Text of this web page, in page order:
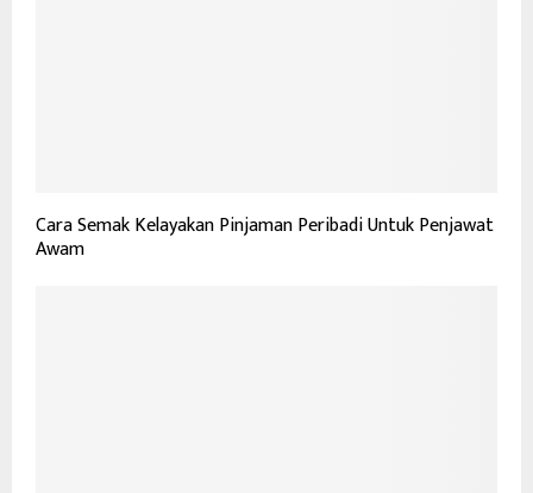
Cara Semak Kelayakan Pinjaman Peribadi Untuk Penjawat
Awam